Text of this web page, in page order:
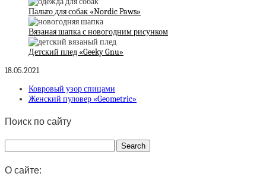
Пальто для собак «Nordic Paws»
Вязаная шапка с новогодним рисунком
Детский плед «Geeky Gnu»
18.05.2021
Ковровый узор спицами
Женский пуловер «Geometric»
Поиск по сайту
О сайте: